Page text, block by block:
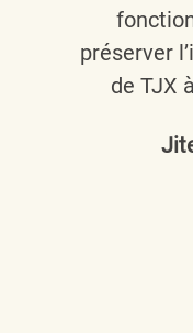
préserver
de TJX